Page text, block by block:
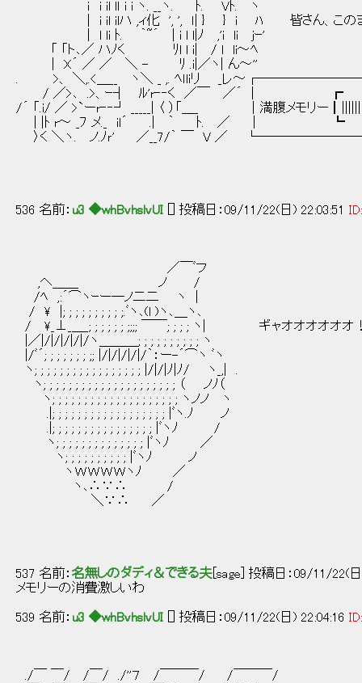
ｉ i il lｌ i i ヽ. __ヽ. ﾄ. Vﾄ. ヽ
| i il ilハ ,ィ化 ', ', ｌ| } } i ﾊ 皆さん、このまま
| l li ﾄ. ｀~´ | i l l|ﾉ ,'i li jｰ'
「 「ト､／ ハﾉく ﾘl l i| / l li～ﾍ
| X´ ／ ／ ＼ - ﾘ .i|／ヽ| ん～''
. >、 ＼,.<＿__ ヽ＼ _ ,. ﾍｌliリ _レ～
/ ／>､ .>、ｰ┤ ﾙ'r‐‐く
/´ 「.i/ ／ >`ーr‐‐┘ _____| 〈 ）「＿_ │満腹メモリ
| |ﾄ r～ _ﾌ メ._ il´ .|
〉く ＼ヽ. ノ.ﾉｒ' ／__7/｀ ￣ V ／
536 名前： u3 ◆whBvhslvUI [] 投稿日：09/11/22(日) 22:03:51 ID:
／￣ﾞフ
,ヘ＿＿ ノ /
/ﾍ ,:´⌒ヽｰー─ノ二二 ヽ |
/ \ |; ; ; ; ; ; ; ; ; ;.ﾞヽ､(l )ヽ､＿ヽ､
/ \_⊥_＿_; ; ; ; ; ; ;;;; ￣￣; ; ; ; ヽ| ギャオオオオオオ
|／|/|/|/|/|/ヽ＿＿＿; ; ; ; ; ; ; ; ; ; ヽ
|/ﾞ´; ; ; ; ; ; ; ;; |/|/|/|/|/｀：ー-´⌒ヽ ﾞヽ
ヽ; ; ; ; ; ; ; ; ; ; ; ; ; ; ; ; ; |/|/|ﾉ|ﾉ/ ヽ_,| .
ヽ; ; ; ; ; ; ; ; ; ; ; ; ; ; ; ; ; ; ; ; ; （ ノﾉ（
ヽ; ; ; ; ; ; ; ; ; ; ; ; ; ; ; ; ; ; ; ; ヽノノ ヽ
.|; ; ; ; ; ; ; ; ; ; ; ; ; ; ; ; ; ; |ﾞヽ.ﾉ ノ
.|; ; ; ; ; ; ; ; ; ; ; ; ; ; ; ; |ﾞヽﾉ /
ヽ; ; ; ; ; ; ; ; ; ; ; ; ; ; |ﾞヽﾉ ／
ヽ; ; ; ; ; ; ; ; ; ; |ﾞヽﾉ ノ
ヽＷＷＷＷヽﾉ ／
ヽ､∴∵∴ /
＼∵∴ ／
537 名前： 名無しのダディ＆できる夫 [sage] 投稿日：09/11/22(
メモリーの消費激しいわ
539 名前： u3 ◆whBvhslvUI [] 投稿日：09/11/22(日) 22:04:16 ID:
./￣ ￣/ /￣/ ./''７ /￣￣￣/ /￣￣￣/